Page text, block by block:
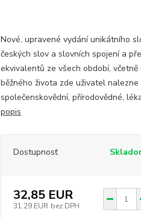
Nové, upravené vydání unikátního
českých slov a slovních spojení a
ekvivalentů ze všech období, včetně
běžného života zde uživatel
společenskovědní, přírodovědné,
popis
Dostupnosť
32,85 EUR
31,29 EUR bez DPH